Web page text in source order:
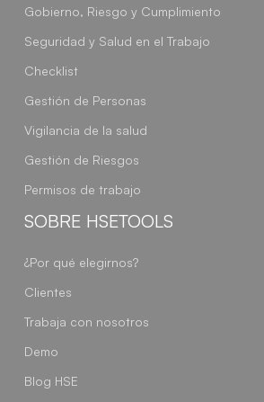
Gobierno, Riesgo y Cumplimiento
Seguridad y Salud en el Trabajo
Checklist
Gestión de Personas
Vigilancia de la salud
Gestión de Riesgos
Permisos de trabajo
SOBRE HSETOOLS
¿Por qué elegirnos?
Clientes
Trabaja con nosotros
Demo
Blog HSE